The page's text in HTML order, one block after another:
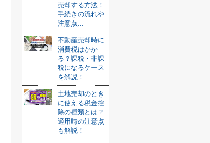
売却する方法！
手続きの流れや
注意点...
不動産売却時に
消費税はかか
る？課税・非課
税になるケース
を解説！
土地売却のとき
に使える税金控
除の種類とは？
適用時の注意点
も解説！